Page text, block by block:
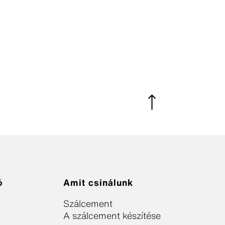
Amit csinálunk
Szálcement
A szálcement készítése